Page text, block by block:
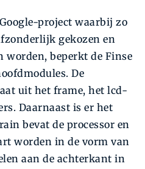
project waarbij zo
gekozen en
worden, beperkt de Finse
De
uit het frame, het lcd-
Daarnaast is er het
bevat de processor en
worden in de vorm van
aan de achterkant in